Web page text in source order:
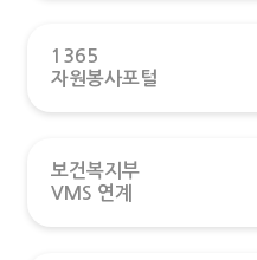
1365
자원봉사포털
보건복지부
VMS 연계